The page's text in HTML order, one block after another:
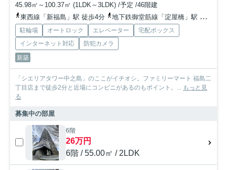
45.98㎡～100.37㎡ (1LDK～3LDK) /予定 /46階建
東西線「新福島」駅 徒歩4分
地下鉄御堂筋線「淀屋橋」駅 徒歩18分
駐輪場 オートロック エレベーター
宅配ボックス
インターネット対応
防犯カメラ
新築
「シエリアタワー中之島」のここがイチオシ。ファミリーマート 福島二
丁目店まで徒歩2分と近場にコンビニがあるのもポイント。... もっと見
る
募集中の部屋
6階
26万円
6階 / 55.00㎡ / 2LDK